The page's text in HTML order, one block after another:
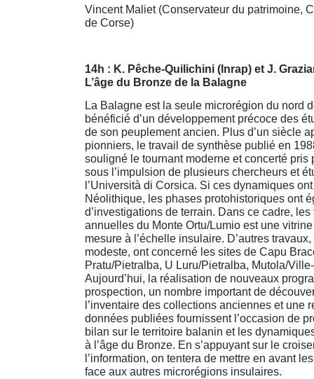
Vincent Maliet (Conservateur du patrimoine,
de Corse)
14h : K. Pêche-Quilichini (Inrap) et J.
L’âge du Bronze de la Balagne
La Balagne est la seule microrégion du nord
bénéficié d’un développement précoce des
de son peuplement ancien. Plus d’un siècle
pionniers, le travail de synthèse publié en
souligné le tournant moderne et concerté pris
sous l’impulsion de plusieurs chercheurs et
l’Università di Corsica. Si ces dynamiques
Néolithique, les phases protohistoriques ont
d’investigations de terrain. Dans ce cadre,
annuelles du Monte Ortu/Lumio est une
mesure à l’échelle insulaire. D’autres
modeste, ont concerné les sites de Capu
Pratu/Pietralba, U Luru/Pietralba, Mutola/
Aujourd’hui, la réalisation de nouveaux
prospection, un nombre important de
l’inventaire des collections anciennes et une
données publiées fournissent l’occasion de
bilan sur le territoire balanin et les
à l’âge du Bronze. En s’appuyant sur le
l’information, on tentera de mettre en avant
face aux autres microrégions insulaires.